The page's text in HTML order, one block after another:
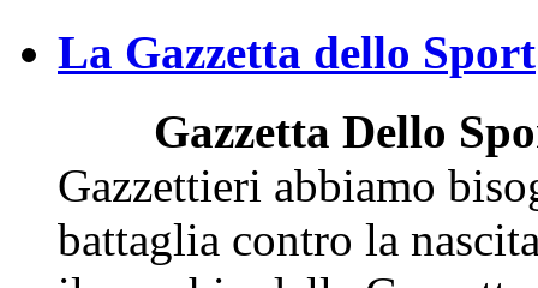
La Gazzetta dello Sport
Gazzetta Dello
Gazzettieri abbiamo
battaglia contro la